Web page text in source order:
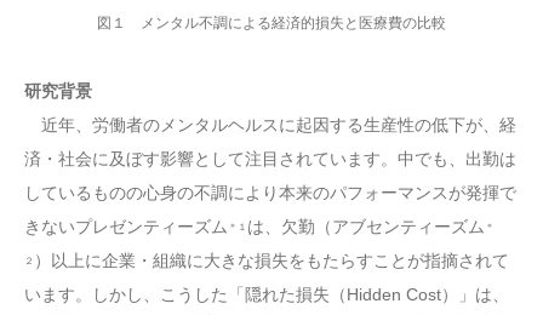
図１ メンタル不調による経済的損失と医療費の比較
研究背景
近年、労働者のメンタルヘルスに起因する生産性の低下が、経
済・社会に及ぼす影響として注目されています。中でも、出勤は
しているものの心身の不調により本来のパフォーマンスが発揮で
きないプレゼンティーズム ＊１ は、欠勤（アブセンティーズム ＊
２ ）以上に企業・組織に大きな損失をもたらすことが指摘されて
います。しかし、こうした「隠れた損失（Hidden Cost）」は、